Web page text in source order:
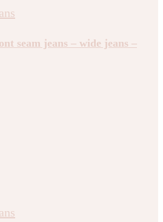
seam jeans – wide jeans –